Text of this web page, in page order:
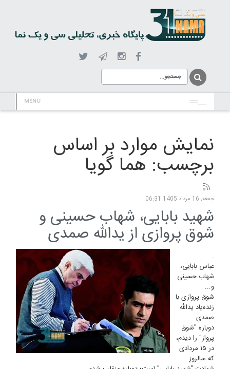
MENU
نمایش موارد بر اساس
برچسب: هما گویا
جمعه, 16 مرداد 1405 06:31
شهید بابایی، شهاب حسینی و
شوق پروازی از یدالله صمدی
.
عباس بابایی،
شهاب حسینی
و...
شوق پروازی با
زنده‌یاد یدالله
صمدی
دوباره "شوق
پرواز" را دیدم،
در ۱۵ مردادی
که سالروز